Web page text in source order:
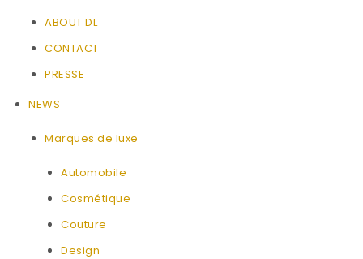
ABOUT DL
CONTACT
PRESSE
NEWS
Marques de luxe
Automobile
Cosmétique
Couture
Design